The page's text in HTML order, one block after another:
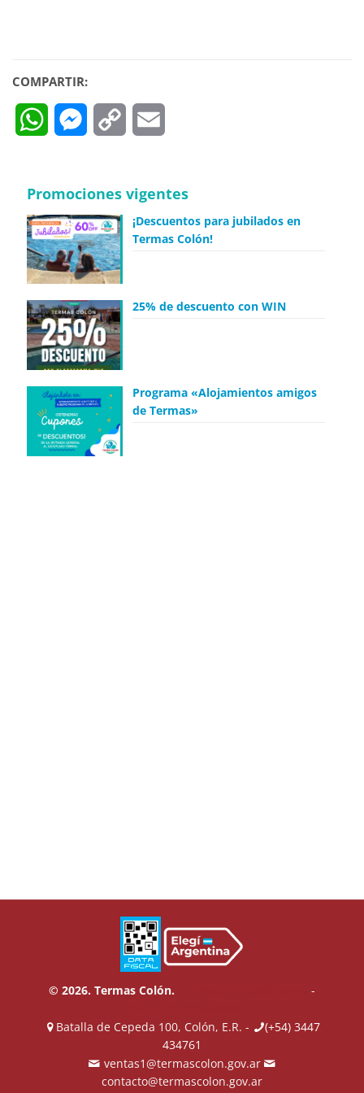
COMPARTIR:
WhatsAppMessenger
Copy
Promociones vigentes
¡Descuentos para jubilados en
Termas Colón!
25% de descuento con WIN
Programa «Alojamientos amigos
de Termas»
© 2026. Termas Colón.
-
Batalla de Cepeda 100, Colón, E.R. -
(+54) 3447
434761
ventas1@termascolon.gov.ar
contacto@termascolon.gov.ar